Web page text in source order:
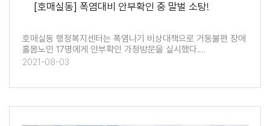
[호매실동] 폭염대비 안부확인 중 말벌 소탕!
호매실동 행정복지센터는 폭염나기 비상대책으로 거동불편 장애
홀몸노인 17명에게 안부확인 가정방문을 실시했다.…
2021-08-03